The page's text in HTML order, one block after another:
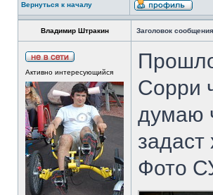
Вернуться к началу
Владимир Штракин Заголовок
Активно интересующийся
Сорри
думаю
Фото